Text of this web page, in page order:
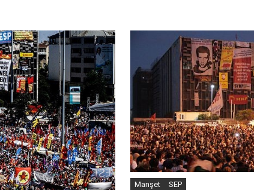
Manşet SEP